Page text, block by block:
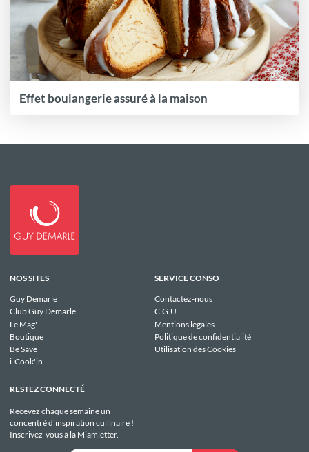
Effet boulangerie assuré à la maison
NOS SITES
Guy Demarle
Club Guy Demarle
Le Mag'
Boutique
Be Save
i-Cook'in
SERVICE CONSO
Contactez-nous
C.G.U
Mentions légales
Politique de confidentialité
Utilisation des Cookies
RESTEZ CONNECTÉ
Recevez chaque semaine un
concentré d'inspiration cuilinaire !
Inscrivez-vous à la Miamletter.